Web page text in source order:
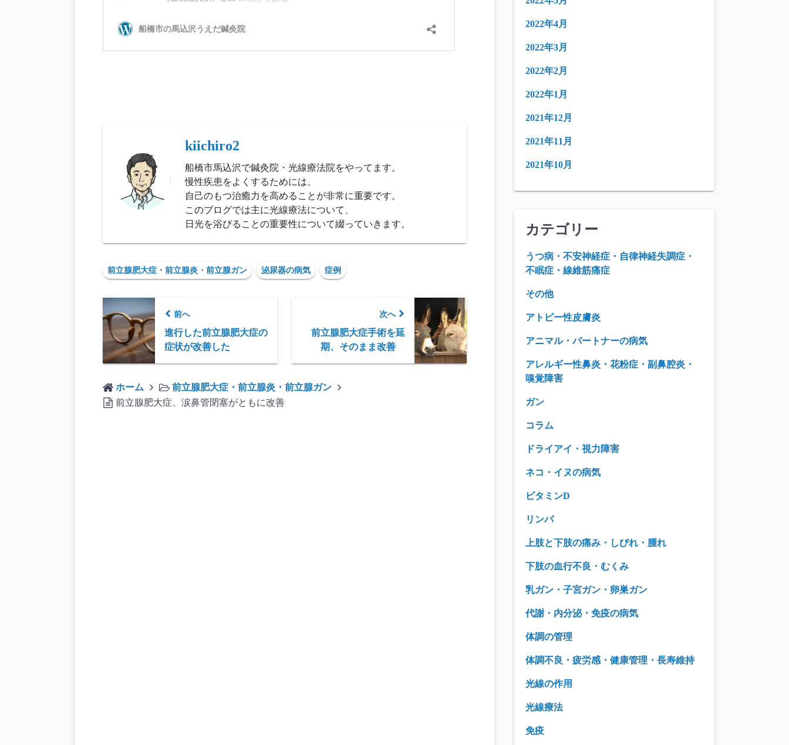
kiichiro2
船橋市馬込沢で鍼灸院・光線療法院をやってます。
慢性疾患をよくするためには、
自己のもつ治癒力を高めることが非常に重要です。
このブログでは主に光線療法について、
日光を浴びることの重要性について綴っていきます。
前立腺肥大症・前立腺炎・前立腺ガン 泌尿器の病気 症例
前へ
進行した前立腺肥大症の
症状が改善した
次へ
前立腺肥大症手術を延
期、そのまま改善
ホーム
前立腺肥大症・前立腺炎・前立腺ガン
前立腺肥大症、涙鼻管閉塞がともに改善
2022年4月
2022年3月
2022年2月
2022年1月
2021年12月
2021年11月
2021年10月
カテゴリー
うつ病・不安神経症・自律神経失調症・
不眠症・線維筋痛症
その他
アトピー性皮膚炎
アニマル・パートナーの病気
アレルギー性鼻炎・花粉症・副鼻腔炎・
嗅覚障害
ガン
コラム
ドライアイ・視力障害
ネコ・イヌの病気
ビタミンD
リンパ
上肢と下肢の痛み・しびれ・腫れ
下肢の血行不良・むくみ
乳ガン・子宮ガン・卵巣ガン
代謝・内分泌・免疫の病気
体調の管理
体調不良・疲労感・健康管理・長寿維持
光線の作用
光線療法
免疫